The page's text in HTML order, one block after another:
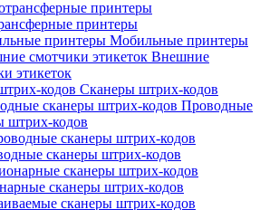
принтеры
Мобильные принтеры
Внешние
этикеток
Сканеры штрих-кодов
Проводные
штрих-кодов
сканеры штрих-кодов
сканеры штрих-кодов